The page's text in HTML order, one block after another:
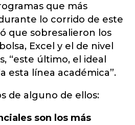
que más
lo corrido de este
que sobresalieron los
Excel y el de nivel
“este último, el ideal
esta línea académica”.
de alguno de ellos:
son los más